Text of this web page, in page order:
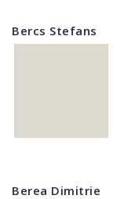
Bercs Stefans
Berea Dimitrie